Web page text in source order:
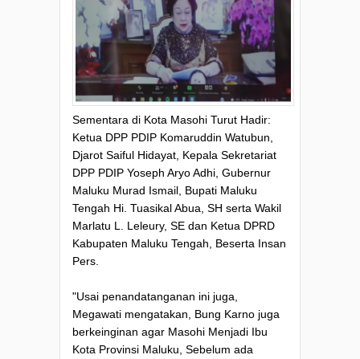
Sementara di Kota Masohi Turut Hadir:
Ketua DPP PDIP Komaruddin Watubun,
Djarot Saiful Hidayat, Kepala Sekretariat
DPP PDIP Yoseph Aryo Adhi, Gubernur
Maluku Murad Ismail, Bupati Maluku
Tengah Hi. Tuasikal Abua, SH serta Wakil
Marlatu L. Leleury, SE dan Ketua DPRD
Kabupaten Maluku Tengah, Beserta Insan
Pers.
"Usai penandatanganan ini juga,
Megawati mengatakan, Bung Karno juga
berkeinginan agar Masohi Menjadi Ibu
Kota Provinsi Maluku, Sebelum ada